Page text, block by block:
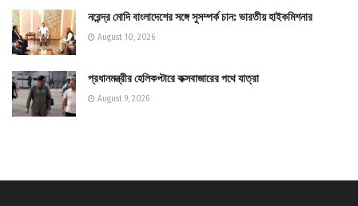
নরেন্দ্র মোদি বাংলাদেশের সঙ্গে সুসম্পর্ক চান: ভারতীয় হাইকমিশনার
August 10, 2026
প্রধানমন্ত্রীর হেলিকপ্টারে কক্সবাজারের পথে যাত্রা
August 9, 2026